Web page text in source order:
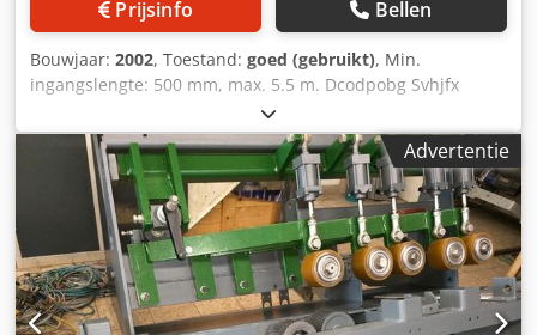
lengte van het werkstuk "OPTI PLUS"-functie voor het
detecteren van markeringen tijdens de terugkeerbeweging
van de duwvoet – markering met fluorescerende verf
Etikettenprinter: afdrukken op thermische etiketten
Gegevensinvoermanagement: Elco touchscreen-
programmeur, 12 inch – USB-poort – Ethernet-poort
Software voor het maken van zaaglijsten Dodpfezlt Ddjx
Afnjck 4 zuigmonden, diameter 100 mm Perslucht: 6 bar
Afmetingen van de complete machine: 11880 x 1650 x 1600
mm (h) Afmetingen voor transport: machine 880 x 1650 x
1600 mm (h) – Matrix-duwvoet 7600 x 1300 x 1350 mm (h) –
gestapelde afvoerbanden 2100 x 900 x 1100 mm (h)
Prijsinfo Bellen
Bouwjaar: 2002, Toestand: goed (gebruikt), Min.
ingangslengte: 500 mm, max. 5.5 m. Dcodpobg Svhjfx
Afnek Doorsnede: max. 85 X 150 Motor: 5,5 kW Zaagnaaf
servo-arm Toevoerrol, 5-delig bovenstuk, 5 stuks
onderzijde, 5 stuks onderzijde CNC-besturing Maxi 4,0 1 X
sortering per 11,5 m jaar 2002
Advertentie